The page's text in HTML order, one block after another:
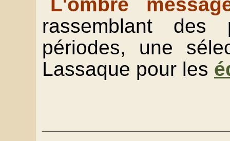
L'ombre
rassemblant des
périodes, une
Lassaque pour les